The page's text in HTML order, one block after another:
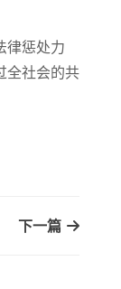
律惩处力
全社会的共
下一篇